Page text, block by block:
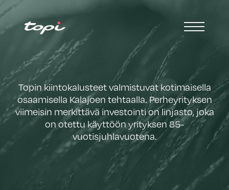
Topin kiintokalusteet valmistuvat kotimaisella
osaamisella Kalajoen tehtaalla. Perheyrityksen
viimeisin merkittävä investointi on linjasto, joka
on otettu käyttöön yrityksen 85-
vuotisjuhlavuotena.